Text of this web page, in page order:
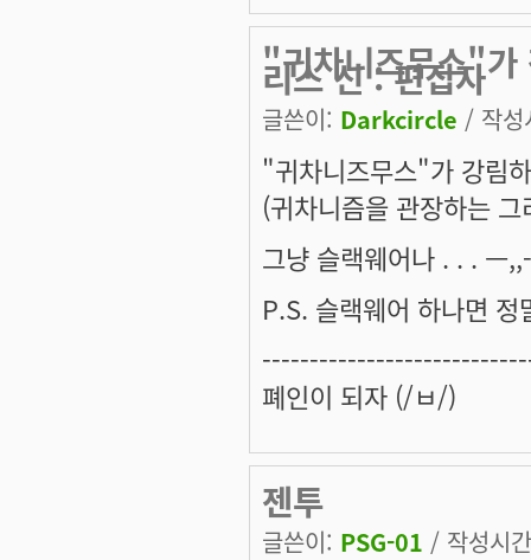
"귀차니즈무스"가
리스 신 : 편집자
글쓴이: Darkcircle / 작
"귀차니즈무스"가 강림
(귀차니즘을 관장하는
그냥 슬랙웨어나 . . . ㅡ
P.S. 슬랙웨어 하나면
폐인이 되자 (/ㅂ/)
젠투
글쓴이: PSG-01 / 작성시